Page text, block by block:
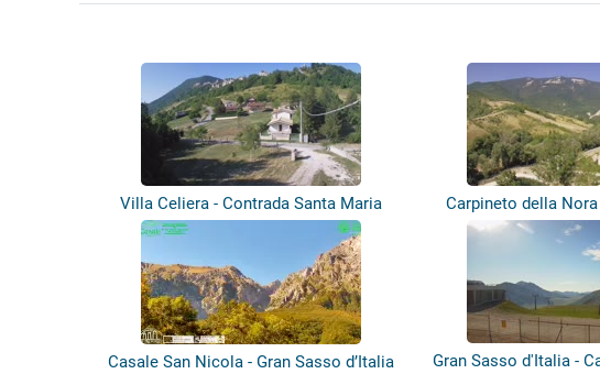
Villa Celiera - Contrada Santa Maria
Carpineto della
Barto...
Casale San Nicola - Gran Sasso d’Italia Gran Sasso d'Italia -